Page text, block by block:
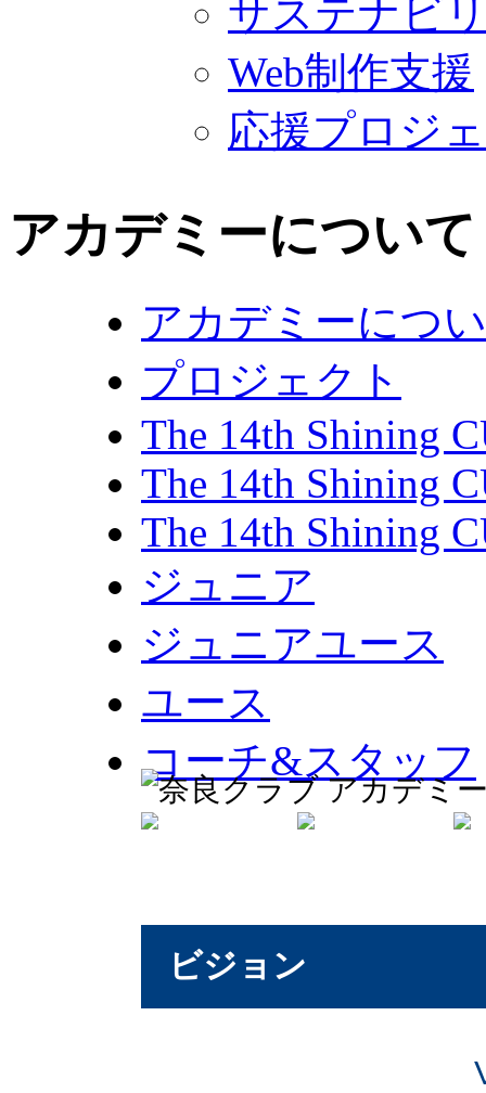
サステナビ
Web制作支援
応援プロジ
アカデミーについて
アカデミーにつ
プロジェクト
The 14th Shining
The 14th Shining
The 14th Shining
ジュニア
ジュニアユース
ユース
コーチ&スタッフ
ビジョン